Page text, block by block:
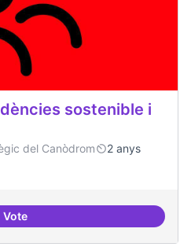
sostenible i
del Canòdrom
2 anys
Vote Comunitat